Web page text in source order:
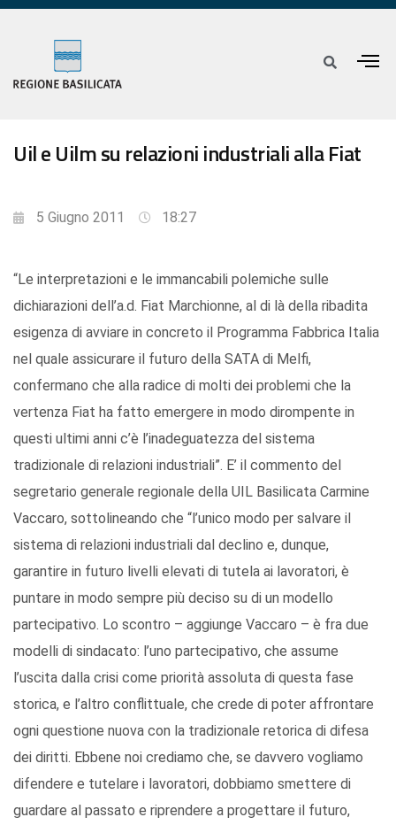
Uil e Uilm su relazioni industriali alla Fiat
5 Giugno 2011 18:27
“Le interpretazioni e le immancabili polemiche sulle
dichiarazioni dell’a.d. Fiat Marchionne, al di là della ribadita
esigenza di avviare in concreto il Programma Fabbrica Italia
nel quale assicurare il futuro della SATA di Melfi,
confermano che alla radice di molti dei problemi che la
vertenza Fiat ha fatto emergere in modo dirompente in
questi ultimi anni c’è l’inadeguatezza del sistema
tradizionale di relazioni industriali”. E’ il commento del
segretario generale regionale della UIL Basilicata Carmine
Vaccaro, sottolineando che “l’unico modo per salvare il
sistema di relazioni industriali dal declino e, dunque,
garantire in futuro livelli elevati di tutela ai lavoratori, è
puntare in modo sempre più deciso su di un modello
partecipativo. Lo scontro – aggiunge Vaccaro – è fra due
modelli di sindacato: l’uno partecipativo, che assume
l’uscita dalla crisi come priorità assoluta di questa fase
storica, e l’altro conflittuale, che crede di poter affrontare
ogni questione nuova con la tradizionale retorica di difesa
dei diritti. Ebbene noi crediamo che, se davvero vogliamo
difendere e tutelare i lavoratori, dobbiamo smettere di
guardare al passato e riprendere a progettare il futuro,